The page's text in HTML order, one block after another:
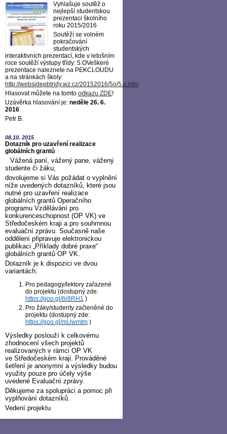
Vyhlašuje soutěž o
nejlepší studentskou
prezentaci školního
roku 2015/2016
Soutěží se volném
pokračování
studentských
interaktivních prezentací, kde v letošním
roce soutěží výstupy třídy: 5.OVeškeré
prezentace naleznete na PEKCLOUDU
a na stránkách školy:
http://websidepbtridy.wz.cz/20152016/5o/5.o.htm
Hlasovat můžete na tomto odkazu ZDE!
Uzávěrka hlasování je: neděle 26. 6.
2016
Petr B.
08.10. 2015
Dotazník pro uzavření realizace
globálních grantů
Vážená paní, vážený pane, vážený
studente či žáku,
dovolujeme si Vás požádat o vyplnění
níže uvedených dotazníků, které jsou
nutné pro uzavření realizace
globálních grantů Operačního
programu Vzdělávání pro
konkurenceschopnost (OP VK) ve
Středočeském kraji a pro souhrnnou
evaluační zprávu. Současně naše
oddělení připravuje elektronickou
publikaci „Příklady dobré praxe“
globálních grantů OP VK.
Dotazník je k dispozici ve dvou
variantách:
Pro pedagogy/lektory zařazené
do projektu (dostupný zde:
https://goo.gl/6r8RH1 )
Pro žáky/studenty začleněné do
projektu (dostupný zde:
https://goo.gl/mUwmtm )
Výsledky poslouží k celkovému
zhodnocení všech projektů
realizovaných v rámci OP VK
ve Středočeském kraji. Prováděné
šetření je anonymní a výsledky budou
využity pouze pro účely výše
uvedené Evaluační zprávy.
Děkujeme za spolupráci a pomoc při
vyplňování dotazníků.
Vedení projektu